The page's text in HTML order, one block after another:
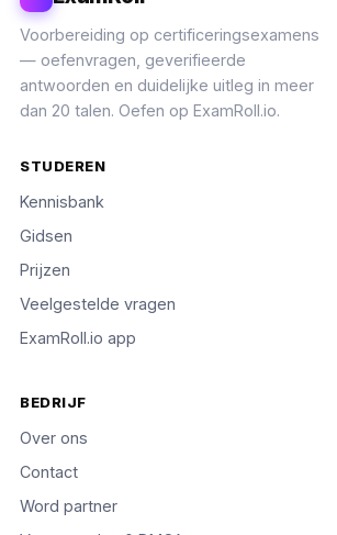
Voorbereiding op certificeringsexamens
— oefenvragen, geverifieerde
antwoorden en duidelijke uitleg in meer
dan 20 talen. Oefen op ExamRoll.io.
STUDEREN
Kennisbank
Gidsen
Prijzen
Veelgestelde vragen
ExamRoll.io app
BEDRIJF
Over ons
Contact
Word partner